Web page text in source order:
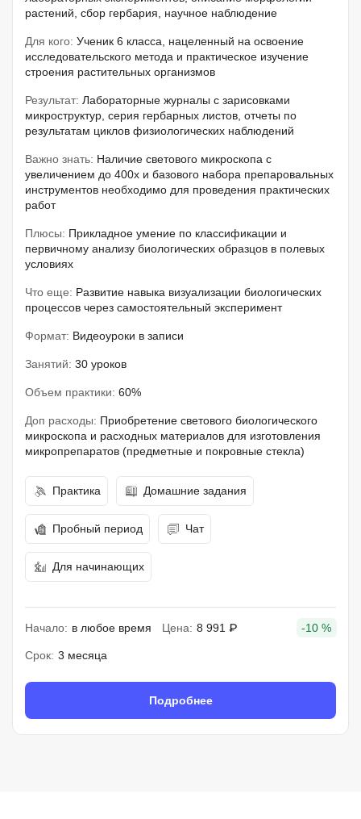
растений, сбор гербария, научное наблюдение
Для кого: Ученик 6 класса, нацеленный на освоение
исследовательского метода и практическое изучение
строения растительных организмов
Результат: Лабораторные журналы с зарисовками
микроструктур, серия гербарных листов, отчеты по
результатам циклов физиологических наблюдений
Важно знать: Наличие светового микроскопа с
увеличением до 400х и базового набора препаровальных
инструментов необходимо для проведения практических
работ
Плюсы: Прикладное умение по классификации и
первичному анализу биологических образцов в полевых
условиях
Что еще: Развитие навыка визуализации биологических
процессов через самостоятельный эксперимент
Формат: Видеоуроки в записи
Занятий: 30 уроков
Объем практики: 60%
Доп расходы: Приобретение светового биологического
микроскопа и расходных материалов для изготовления
микропрепаратов (предметные и покровные стекла)
Практика Домашние задания
Пробный период Чат
Для начинающих
Начало: в любое время Цена: 8 991 ₽ -10 %
Срок: 3 месяца
Подробнее